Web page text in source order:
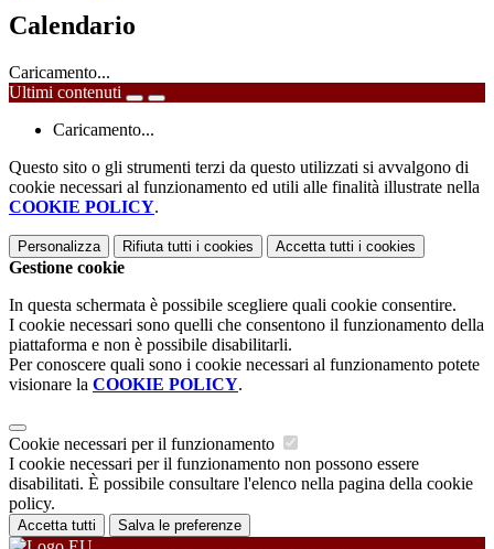
Calendario
Caricamento...
Ultimi contenuti
Caricamento...
Questo sito o gli strumenti terzi da questo utilizzati si avvalgono di
cookie necessari al funzionamento ed utili alle finalità illustrate nella
COOKIE POLICY.
Personalizza Rifiuta tutti i cookies Accetta tutti i cookies
Gestione cookie
In questa schermata è possibile scegliere quali cookie consentire.
I cookie necessari sono quelli che consentono il funzionamento della
piattaforma e non è possibile disabilitarli.
Per conoscere quali sono i cookie necessari al funzionamento potete
visionare la COOKIE POLICY.
Cookie necessari per il funzionamento
I cookie necessari per il funzionamento non possono essere
disabilitati. È possibile consultare l'elenco nella pagina della cookie
policy.
Accetta tutti Salva le preferenze